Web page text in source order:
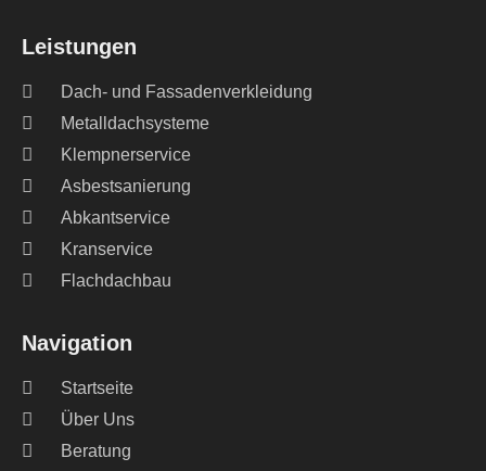
Navigation
Startseite
Über Uns
Beratung
Leistungen
Dach- und Fassadenverkleidung
Metalldachsysteme
Klempnerservice
Asbestsanierung
Abkantservice
Kranservice
Flachdachbau